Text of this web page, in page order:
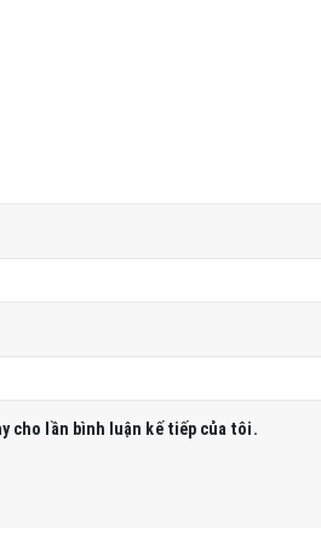
cho lần bình luận kế tiếp của tôi.